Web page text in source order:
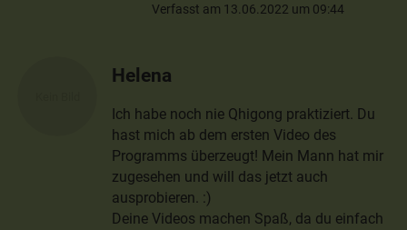
Verfasst am 13.06.2022 um 09:44
Helena
Ich habe noch nie Qhigong praktiziert. Du
hast mich ab dem ersten Video des
Programms überzeugt! Mein Mann hat mir
zugesehen und will das jetzt auch
ausprobieren. :)
Deine Videos machen Spaß, da du einfach